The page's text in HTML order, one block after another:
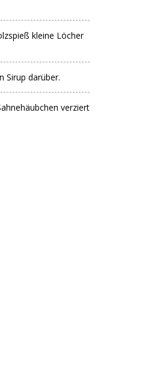
kleine Löcher
Sirup darüber.
verziert